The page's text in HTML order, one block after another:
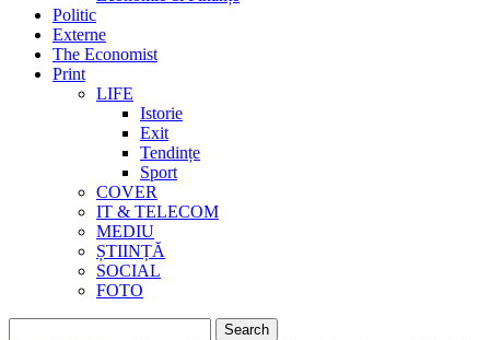
Politic
Externe
The Economist
Print
LIFE
Istorie
Exit
Tendințe
Sport
COVER
IT & TELECOM
MEDIU
ȘTIINȚĂ
SOCIAL
FOTO